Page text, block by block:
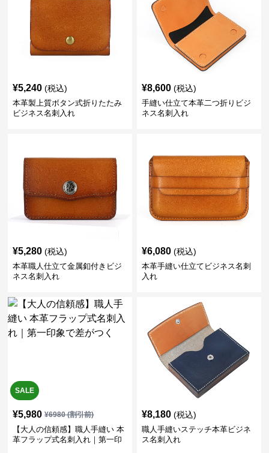
¥5,240 (税込)
本革製上質ボタン式折りたたみ
ビジネス名刺入れ
¥8,600 (税込)
手縫い仕立て本革二つ折りビジ
ネス名刺入れ
¥5,280 (税込)
本革職人仕立て金属釦付きビジ
ネス名刺入れ
¥6,080 (税込)
本革手縫い仕立てビジネス名刺
入れ
SALE
¥5,980 ¥6980(割引前)
【大人の信頼感】職人手縫い 本
革フラップ式名刺入れ｜第一印
¥8,180 (税込)
職人手縫いステッチ本革ビジネ
ス名刺入れ